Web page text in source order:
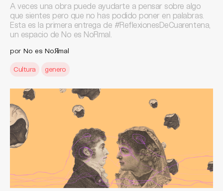
A veces una obra puede ayudarte a pensar sobre algo
que sientes pero que no has podido poner en palabras.
Esta es la primera entrega de #ReflexionesDeCuarentena,
un espacio de No es NoRmal.
por No es NoЯmal
Cultura genero